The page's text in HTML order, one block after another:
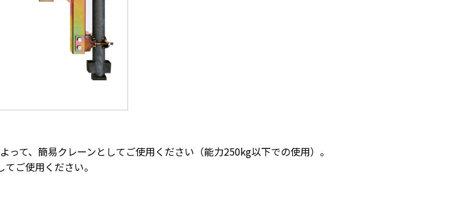
て、簡易クレーンとしてご使用ください（能力250kg以下での使用）。
ご使用ください。